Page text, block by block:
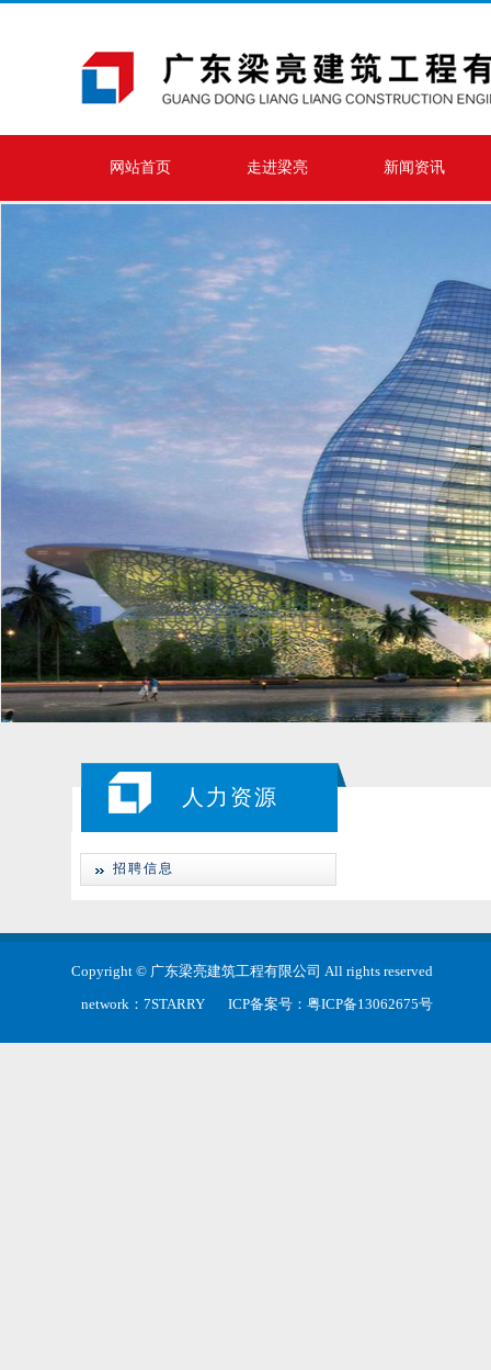
网站首页 走进梁亮 新闻资讯
人力资源
招聘信息
Copyright © 广东梁亮建筑工程有限公司 All rights reserved
network： 7STARRY ICP备案号： 粤ICP备13062675号